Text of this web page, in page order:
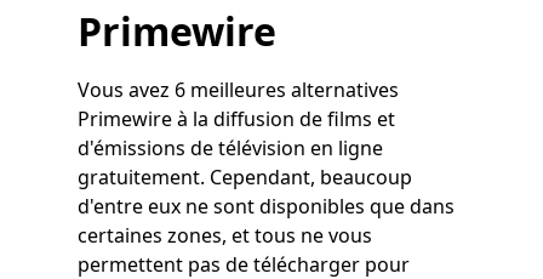
Primewire
Vous avez 6 meilleures alternatives
Primewire à la diffusion de films et
d'émissions de télévision en ligne
gratuitement. Cependant, beaucoup
d'entre eux ne sont disponibles que dans
certaines zones, et tous ne vous
permettent pas de télécharger pour